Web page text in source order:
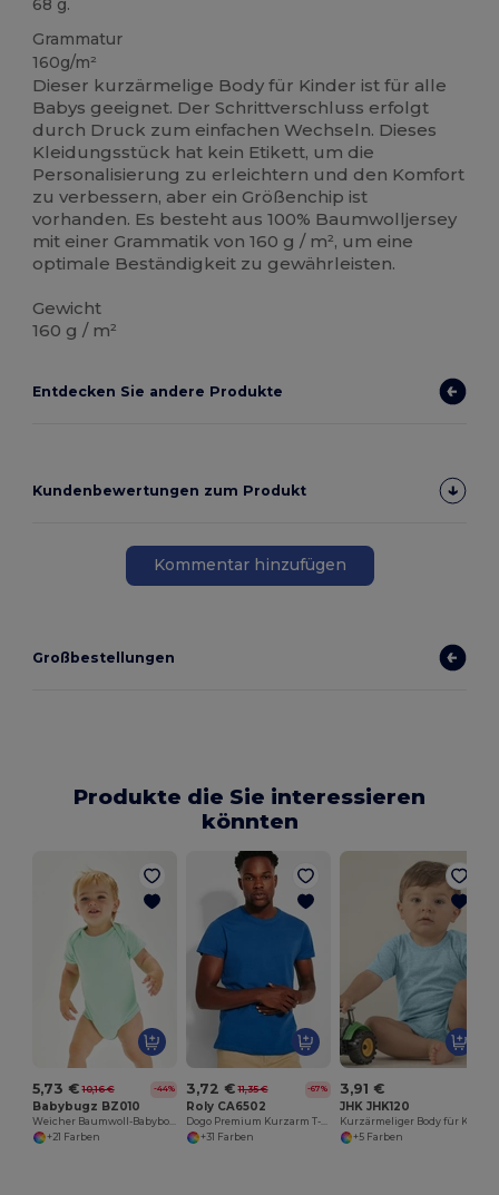
68 g.
Grammatur
160g/m²
Dieser kurzärmelige Body für Kinder ist für alle
Babys geeignet. Der Schrittverschluss erfolgt
durch Druck zum einfachen Wechseln. Dieses
Kleidungsstück hat kein Etikett, um die
Personalisierung zu erleichtern und den Komfort
zu verbessern, aber ein Größenchip ist
vorhanden. Es besteht aus 100% Baumwolljersey
mit einer Grammatik von 160 g / m², um eine
optimale Beständigkeit zu gewährleisten.
Gewicht
160 g / m²
Entdecken Sie andere Produkte
Kundenbewertungen zum Produkt
Kommentar hinzufügen
Großbestellungen
Produkte die Sie interessieren
könnten
5,73 € 10,16 € -44%
Babybugz BZ010
+21 Farben
3,72 € 11,35 € -67%
Roly CA6502
+31 Farben
3,91 €
JHK JHK120
+5 Farben